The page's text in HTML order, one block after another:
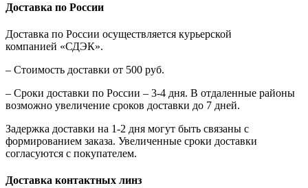
Доставка по России
Доставка по России осуществляется курьерской
компанией «СДЭК».
– Стоимость доставки от 500 руб.
– Сроки доставки по России – 3-4 дня. В отдаленные районы
возможно увеличение сроков доставки до 7 дней.
Задержка доставки на 1-2 дня могут быть связаны с
формированием заказа. Увеличенные сроки доставки
согласуются с покупателем.
Доставка контактных линз